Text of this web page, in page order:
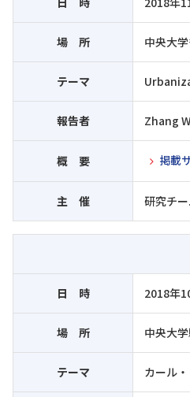
場 所 中央大
テーマ
報告者 Zhang
概 要 掲載
主 催 研究チー
日 時 2018年
場 所 中央大
テーマ カール